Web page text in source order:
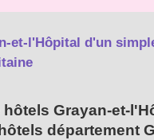
et-l'Hôpital d'un
Grayan-et-
hôtels département